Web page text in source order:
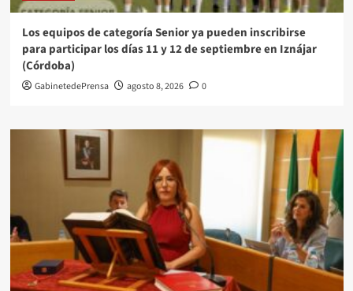
Los equipos de categoría Senior ya pueden inscribirse
para participar los días 11 y 12 de septiembre en Iznájar
(Córdoba)
GabinetedePrensa agosto 8, 2026 0